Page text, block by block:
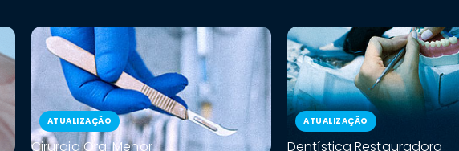
ATUALIZAÇÃO
Cirurgia Oral Menor
ATUALIZAÇÃO
Dentística Restauradora